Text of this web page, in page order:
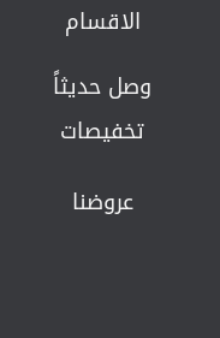
الاقسام
وصل حديثاً
تخفيصات
عروضنا